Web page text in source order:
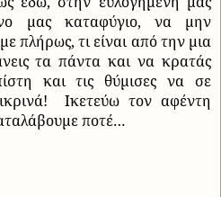
μας καταφύγιο, να μην
πλήρως, τι είναι από την μια
τα πάντα και να κρατάς
και τις θύμισες να σε
Ικετεύω τον αφέντη
ποτέ…